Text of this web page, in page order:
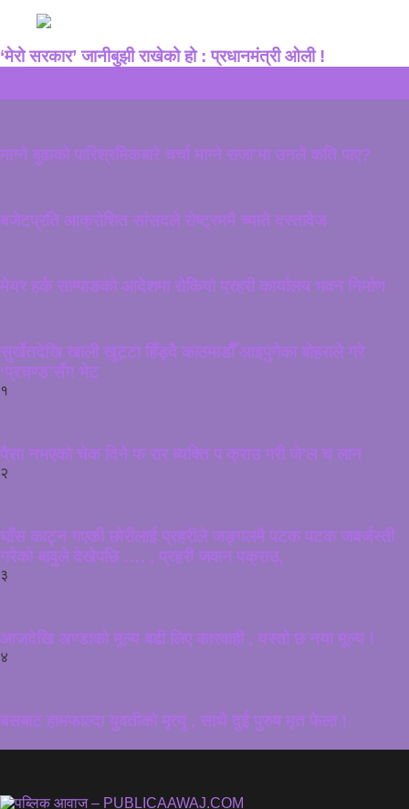
‘मेरो सरकार’ जानीबुझी राखेको हो : प्रधानमंत्री ओली !
माग्ने बुढाको पारिश्रमिकबारे चर्चा माग्ने राजा’मा उनले कति पाए?
बजेटप्रति आक्रोशित सांसदले रोष्ट्रममै च्याते दस्तावेज
मेयर हर्क साम्पाङको आदेशमा रोकियो प्रहरी कार्यालय भवन निर्माण
सुर्खेतदेखि खाली खुट्टा हिँड्दै काठमाडौँ आइपुगेका बोहराले गरे
‘प्रचण्ड’सँग भेट
१
पैसा नभएको चेक दिने फ रार ब्यक्ति प क्राउ गरी जे’ल च लान
२
घाँस काट्न गएकी छोरीलाई प्रहरीले जङ्गलमै पटक पटक जबर्जस्ती
गरेको बावुले देखेपछि …. , प्रहरी जवान पक्राउ,
३
आजदेखि अण्डाको मूल्य बढी लिए कारवाही , यस्तो छ नया मूल्य !
४
बसबाट हामफाल्दा युवतीको मृत्यु , साथै दुई पुरुष मृत फेला !